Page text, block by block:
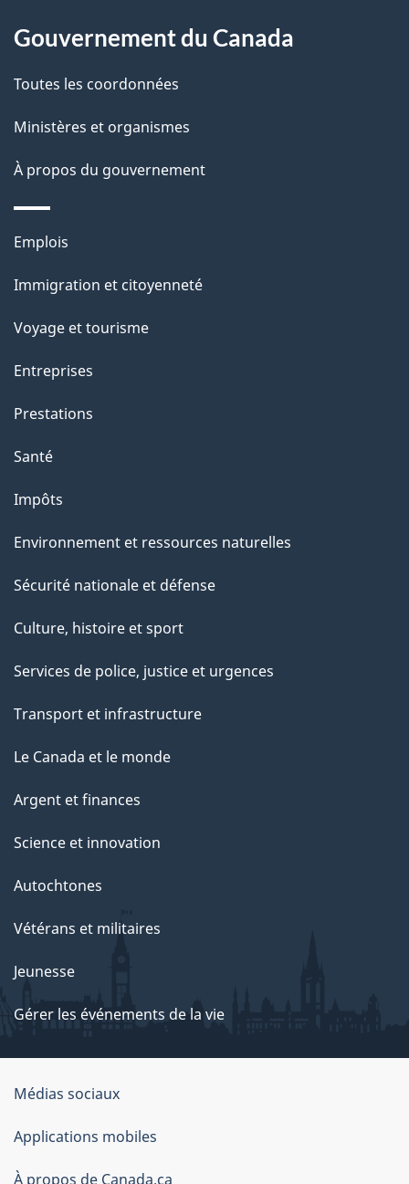
a
p
a
g
e
Gouvernement du Canada
Toutes les coordonnées
Ministères et organismes
À propos du gouvernement
Thèmes
sujets
Emplois
Immigration et citoyenneté
Voyage et tourisme
Entreprises
Prestations
Santé
Impôts
Environnement et ressources naturelles
Sécurité nationale et défense
Culture, histoire et sport
Services de police, justice et urgences
Transport et infrastructure
Le Canada et le monde
Argent et finances
Science et innovation
Autochtones
Vétérans et militaires
Jeunesse
Gérer les événements de la vie
Organisation
du
gouvernement
Médias sociaux
Applications mobiles
À propos de Canada.ca